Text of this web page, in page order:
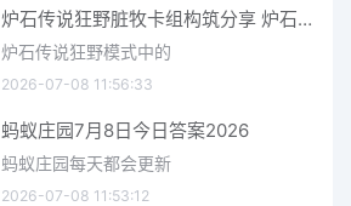
炉石传说狂野脏牧卡组构筑分享 炉石传说狂野脏牧卡组构筑推荐
炉石传说狂野模式中的
2026-07-08 11:56:33
蚂蚁庄园7月8日今日答案2026
蚂蚁庄园每天都会更新
2026-07-08 11:53:12